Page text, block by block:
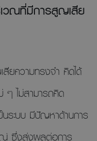
วณที่มีการสูญเสีย
ยความทรงจำ คิดได้
ๆ ไม่สามารถคิด
นระบบ มีปัญหาด้านการ
ซึ่งส่งผลต่อการ